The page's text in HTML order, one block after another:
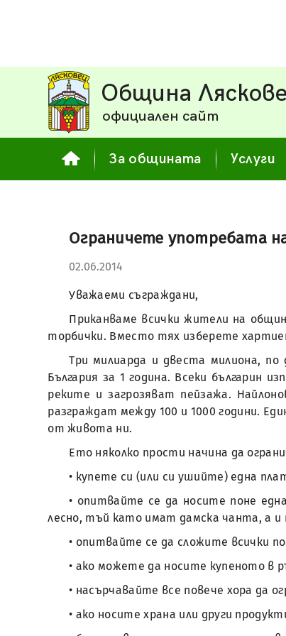
Община
официален сайт
За общината Услуги
Ограничете употребата
02.06.2014
Уважаеми съграждани,
Приканваме всички жители на
торбички. Вместо тях изберете
Три милиарда и двеста милиона,
България за 1 година. Всеки българин
реките и загрозяват пейзажа.
разграждат между 100 и 1000 години.
от живота ни.
Ето няколко прости начина да
• купете си (или си ушийте) една
• опитвайте се да носите поне
лесно, тъй като имат дамска чанта, а
• опитвайте се да сложите всички
• ако можете да носите купеното в
• насърчавайте все повече хора да
• ако носите храна или други